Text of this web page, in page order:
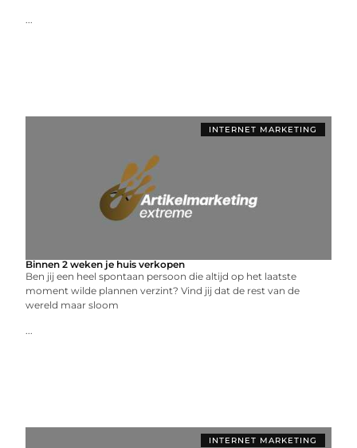
...
INTERNET MARKETING
Binnen 2 weken je huis verkopen
Ben jij een heel spontaan persoon die altijd op het laatste
moment wilde plannen verzint? Vind jij dat de rest van de
wereld maar sloom
...
INTERNET MARKETING